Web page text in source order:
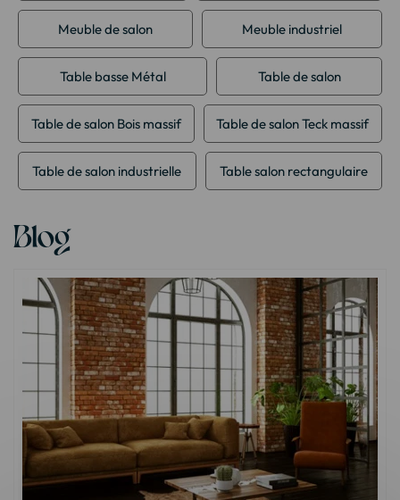
Meuble de salon Meuble industriel
Table basse Métal Table de salon
Table de salon Bois massif Table de salon Teck massif
Table de salon industrielle Table salon rectangulaire
Blog